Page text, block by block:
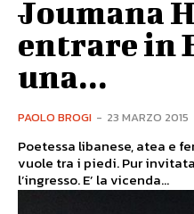
Joumana
entrare in
una...
PAOLO BROGI - 23 MARZO 2015
Poetessa libanese, atea e
vuole tra i piedi. Pur
l’ingresso. E’ la vicenda...